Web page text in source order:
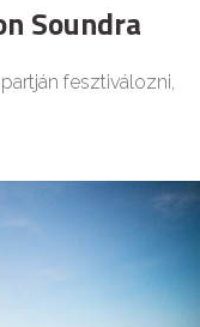
Soundra
fesztiválozni,